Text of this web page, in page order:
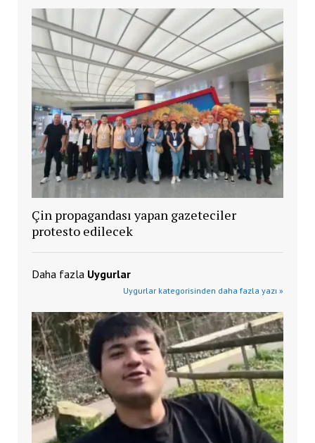
Çin propagandası yapan gazeteciler
protesto edilecek
Daha fazla Uygurlar
Uygurlar kategorisinden daha fazla yazı »